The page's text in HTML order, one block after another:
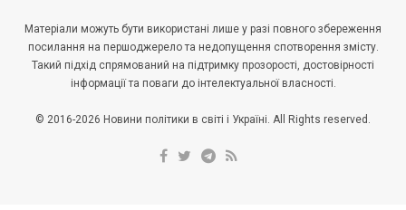
Матеріали можуть бути використані лише у разі повного збереження
посилання на першоджерело та недопущення спотворення змісту.
Такий підхід спрямований на підтримку прозорості, достовірності
інформації та поваги до інтелектуальної власності.
© 2016-2026 Новини політики в світі і Україні. All Rights reserved.